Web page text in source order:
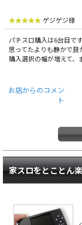
ゲジゲジ様
パチスロ購入は6台目で
思ってたよりも静かで良
購入選択の幅が増えて、
お店からのコメン
ト
家スロをとことん